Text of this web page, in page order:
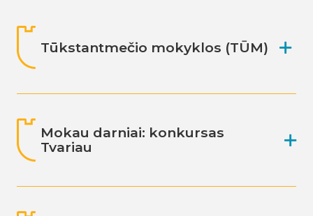
Tūkstantmečio mokyklos (TŪM)
Mokau darniai: konkursas
Tvariau